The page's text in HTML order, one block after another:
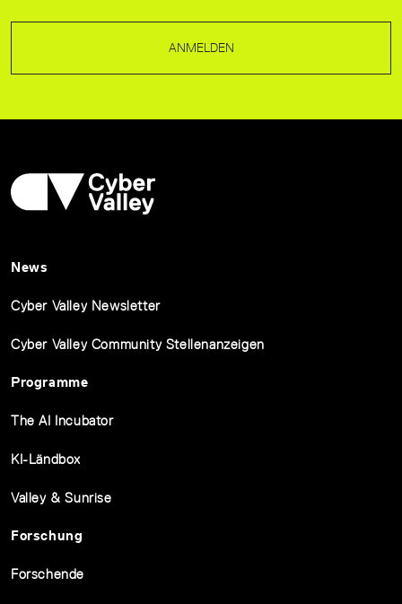
ANMELDEN
News
Cyber Valley Newsletter
Cyber Valley Community Stellenanzeigen
Programme
The AI Incubator
KI-Ländbox
Valley & Sunrise
Forschung
Forschende